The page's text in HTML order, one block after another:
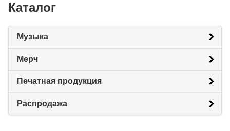
Каталог
Музыка
Мерч
Печатная продукция
Распродажа